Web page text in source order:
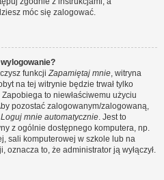
móc się zalogować.
funkcjiZapamiętaj mnie, witryna
na tej witrynie będzie trwał tylko
to niewłaściwemu użyciu
pozostać zalogowanym/zalogowaną,
Loguj mnie automatycznie. Jest to
z ogólnie dostępnego komputera, np.
sali komputerowej w szkole lub na
to, że administrator ją wyłączył.